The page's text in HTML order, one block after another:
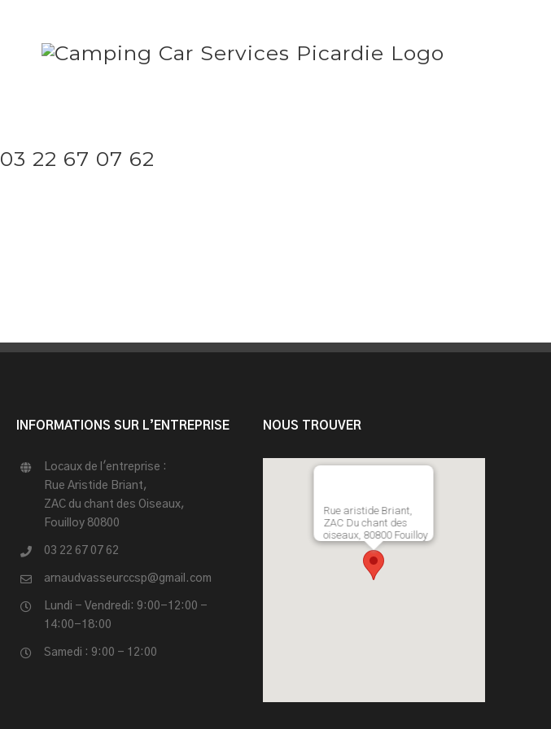
03 22 67 07 62
INFORMATIONS SUR L’ENTREPRISE
Locaux de l'entreprise :
Rue Aristide Briant,
ZAC du chant des Oiseaux,
Fouilloy 80800
03 22 67 07 62
arnaudvasseurccsp@gmail.com
Lundi - Vendredi: 9:00-12:00 -
14:00-18:00
Samedi : 9:00 - 12:00
NOUS TROUVER
Rue aristide Briant,
ZAC Du chant des
oiseaux, 80800 Fouilloy